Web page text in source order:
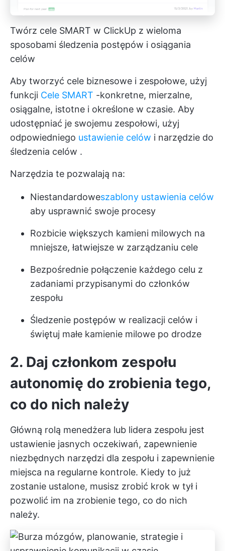
Twórz cele SMART w ClickUp z wieloma
sposobami śledzenia postępów i osiągania
celów
Aby tworzyć cele biznesowe i zespołowe, użyj
funkcji Cele SMART -konkretne, mierzalne,
osiągalne, istotne i określone w czasie. Aby
udostępniać je swojemu zespołowi, użyj
odpowiedniego ustawienie celów i narzędzie do
śledzenia celów .
Narzędzia te pozwalają na:
Niestandardoweszablony ustawienia celów
aby usprawnić swoje procesy
Rozbicie większych kamieni milowych na
mniejsze, łatwiejsze w zarządzaniu cele
Bezpośrednie połączenie każdego celu z
zadaniami przypisanymi do członków
zespołu
Śledzenie postępów w realizacji celów i
świętuj małe kamienie milowe po drodze
2. Daj członkom zespołu
autonomię do zrobienia tego,
co do nich należy
Główną rolą menedżera lub lidera zespołu jest
ustawienie jasnych oczekiwań, zapewnienie
niezbędnych narzędzi dla zespołu i zapewnienie
miejsca na regularne kontrole. Kiedy to już
zostanie ustalone, musisz zrobić krok w tył i
pozwolić im na zrobienie tego, co do nich
należy.